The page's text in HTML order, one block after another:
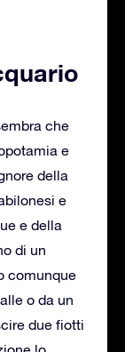
che
e
della
e
e della
di un
comunque
o da un
due fiotti